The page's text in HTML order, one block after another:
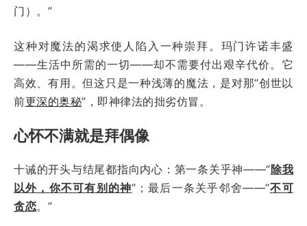
门）。”
这种对魔法的渴求使人陷入一种崇拜。玛门许诺丰盛
——生活中所需的一切——却不需要付出艰辛代价。它
高效、有用。但这只是一种浅薄的魔法，是对那“创世以
前更深的奥秘”，即神律法的拙劣仿冒。
心怀不满就是拜偶像
十诫的开头与结尾都指向内心：第一条关乎神——“除我
以外，你不可有别的神”；最后一条关乎邻舍——“不可
贪恋。”